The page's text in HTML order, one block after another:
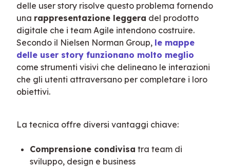
delle user story risolve questo problema fornendo
una rappresentazione leggera del prodotto
digitale che i team Agile intendono costruire.
Secondo il Nielsen Norman Group, le mappe
delle user story funzionano molto meglio
come strumenti visivi che delineano le interazioni
che gli utenti attraversano per completare i loro
obiettivi.
La tecnica offre diversi vantaggi chiave:
Comprensione condivisa tra team di
sviluppo, design e business